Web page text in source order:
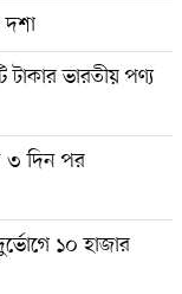
টাকার ভারতীয় পণ্য
৩ দিন পর
১০ হাজার